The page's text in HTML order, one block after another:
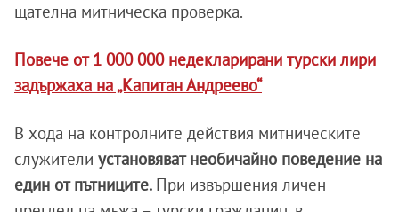
щателна митническа проверка.
Повече от 1 000 000 недекларирани турски лири
задържаха на „Капитан Андреево“
В хода на контролните действия митническите
служители установяват необичайно поведение на
един от пътниците. При извършения личен